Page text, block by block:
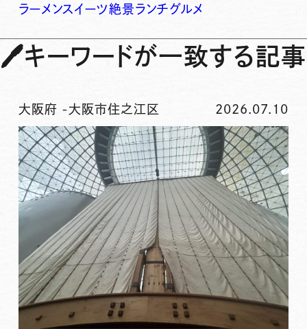
ラーメンスイーツ絶景ランチグルメ
🖊キーワードが一致する記事
大阪府 -大阪市住之江区 2026.07.10